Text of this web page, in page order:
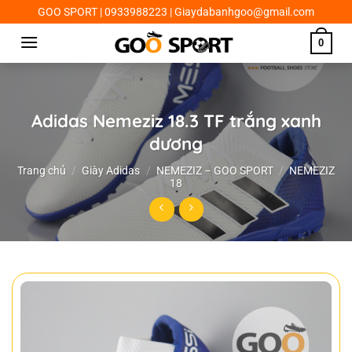
Chuyển
đến
dung
GOO SPORT | 0933988223 | Giaydabanhgoo@gmail.com
0
Adidas Nemeziz 18.3 TF trắng xanh
dương
Trang chủ / Giày Adidas / NEMEZIZ – GOO SPORT / NEMEZIZ
18